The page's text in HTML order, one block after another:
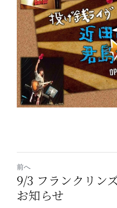
前へ
9/3 フランクリン
お知らせ